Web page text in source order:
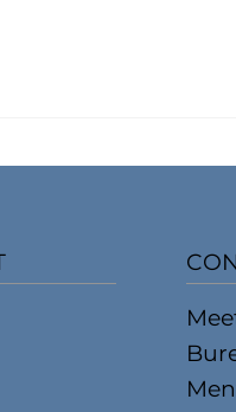
Compte-rendu de la
du monde de la jeunesse